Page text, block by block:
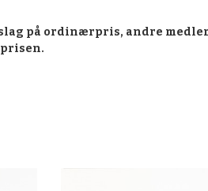
på ordinærpris, andre